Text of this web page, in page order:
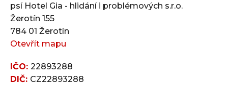
psí Hotel Gia - hlidání i problémových s.r.o.
Žerotín 155
784 01 Žerotín
Otevřít mapu
IČO: 22893288
DIČ: CZ22893288